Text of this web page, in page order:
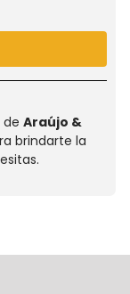
Araújo &
brindarte la